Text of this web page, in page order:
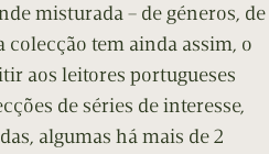
misturada – de géneros, de
colecção tem ainda assim, o
aos leitores portugueses
de séries de interesse,
algumas há mais de 2